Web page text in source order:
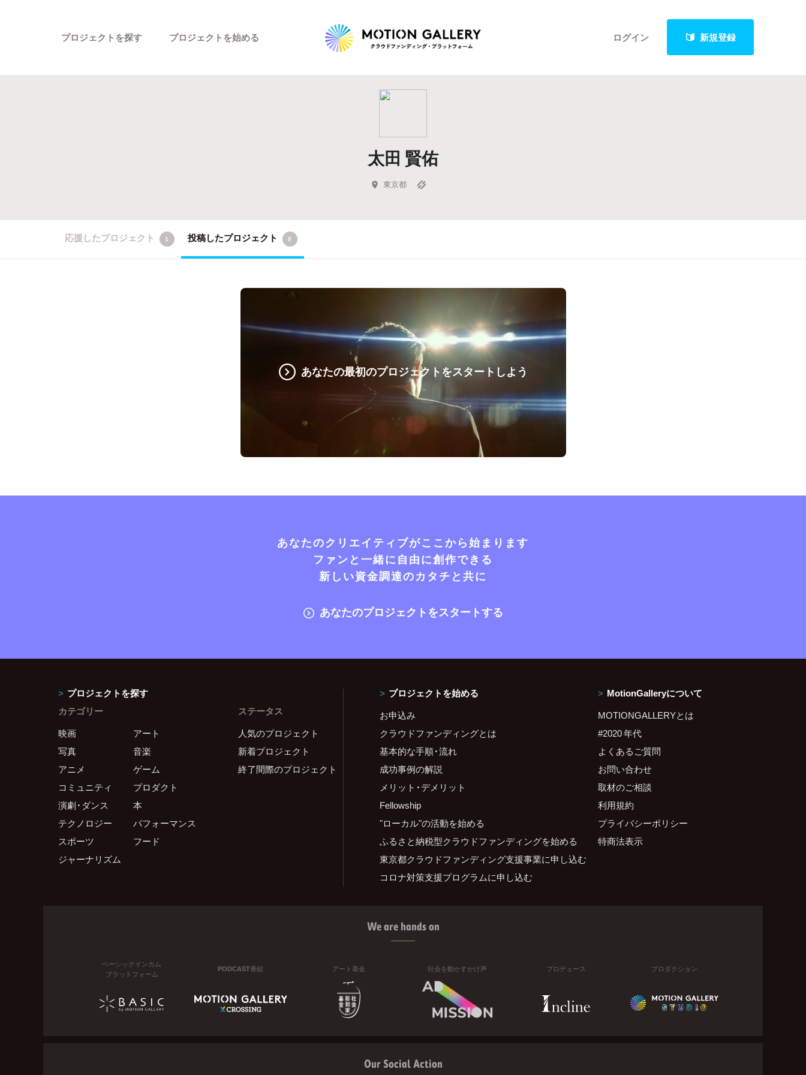
ログイン 新規登録
プロジェクトを探す
Highlight
Feature
キュレーターから探す
プロジェクトを始める
太田 賢佑
東京都
応援したプロジェクト 1 投稿したプロジェクト 0
あなたの最初のプロジェクトをスタートしよう
あなたのクリエイティブがここから始まります
ファンと一緒に自由に創作できる
新しい資金調達のカタチと共に
あなたのプロジェクトをスタートする
プロジェクトを探す
カテゴリー
映画
アート
写真
音楽
アニメ
ゲーム
コミュニティ
プロダクト
演劇・ダンス
本
テクノロジー
パフォーマンス
スポーツ
フード
ジャーナリズム
ステータス
人気のプロジェクト
新着プロジェクト
終了間際のプロジェクト
プロジェクトを始める
お申込み
クラウドファンディングとは
基本的な手順・流れ
成功事例の解説
メリット・デメリット
Fellowship
"ローカル"の活動を始める
ふるさと納税型クラウドファンディングを始める
東京都クラウドファンディング支援事業に申し込む
コロナ対策支援プログラムに申し込む
MotionGalleryについて
MOTIONGALLERYとは
#2020 年代
よくあるご質問
お問い合わせ
取材のご相談
利用規約
プライバシーポリシー
特商法表示
We are hands on
ベーシックインカム
プラットフォーム
PODCAST番組 アート基金 社会を動かすかけ声 プロデュース プロダクション
Our Social Action